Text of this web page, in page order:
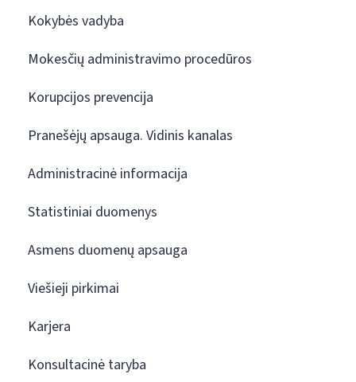
Kokybės vadyba
Mokesčių administravimo procedūros
Korupcijos prevencija
Pranešėjų apsauga. Vidinis kanalas
Administracinė informacija
Statistiniai duomenys
Asmens duomenų apsauga
Viešieji pirkimai
Karjera
Konsultacinė taryba